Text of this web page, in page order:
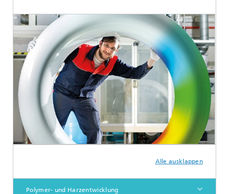
Alle ausklappen
Polymer- und Harzentwicklung